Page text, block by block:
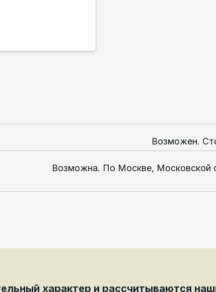
Возможен.
Возможна. По Москве, Московской
характер и рассчитываются